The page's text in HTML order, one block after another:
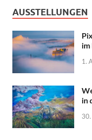
AUSSTELLUNGEN
1.
in